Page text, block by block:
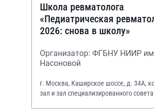
Школа ревматолога
«Педиатрическая
2026: снова в школу»
Организатор: ФГБНУ НИИР
Насоновой
г. Москва, Каширское шоссе, д. 34А,
зал и зал специализированного